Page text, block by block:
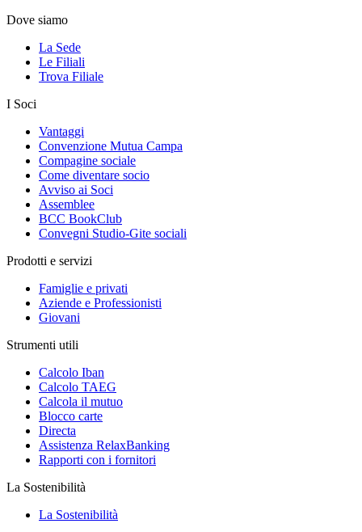
Dove siamo
La Sede
Le Filiali
Trova Filiale
I Soci
Vantaggi
Convenzione Mutua Campa
Compagine sociale
Come diventare socio
Avviso ai Soci
Assemblee
BCC BookClub
Convegni Studio-Gite sociali
Prodotti e servizi
Famiglie e privati
Aziende e Professionisti
Giovani
Strumenti utili
Calcolo Iban
Calcolo TAEG
Calcola il mutuo
Blocco carte
Directa
Assistenza RelaxBanking
Rapporti con i fornitori
La Sostenibilità
La Sostenibilità